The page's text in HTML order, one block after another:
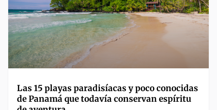
Las 15 playas paradisíacas y poco conocidas
de Panamá que todavía conservan espíritu